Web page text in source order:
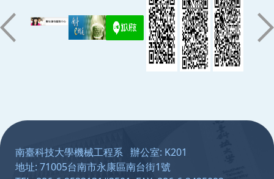
南臺科技大學機械工程系 辦公室: K201
地址: 71005台南市永康區南台街1號